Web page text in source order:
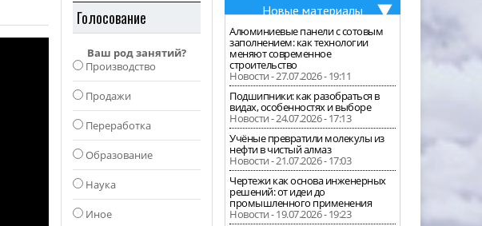
Голосование
Ваш род занятий?
Производство
Продажи
Переработка
Образование
Наука
Иное
Новые материалы
Алюминиевые панели с сотовым
заполнением: как технологии
меняют современное
строительство
Новости - 27.07.2026 - 19:11
Подшипники: как разобраться в
видах, особенностях и выборе
Новости - 24.07.2026 - 17:13
Учёные превратили молекулы из
нефти в чистый алмаз
Новости - 21.07.2026 - 17:03
Чертежи как основа инженерных
решений: от идеи до
промышленного применения
Новости - 19.07.2026 - 19:23